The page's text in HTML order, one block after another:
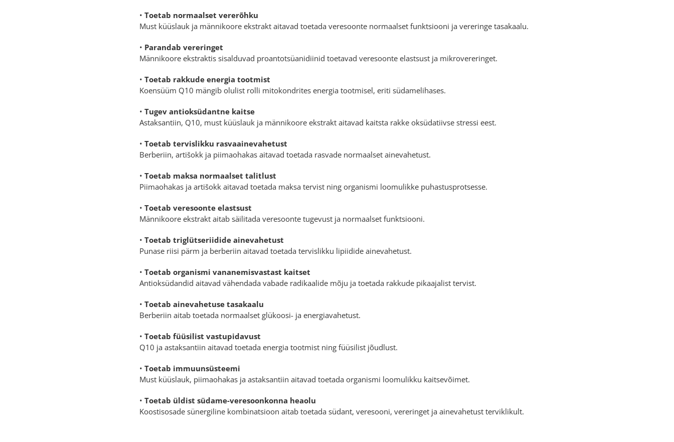
• Toetab normaalset vererõhku
Must küüslauk ja männikoore ekstrakt aitavad toetada veresoonte normaalset funktsiooni ja vereringe tasakaalu.
• Parandab vereringet
Männikoore ekstraktis sisalduvad proantotsüanidiinid toetavad veresoonte elastsust ja mikrovereringet.
• Toetab rakkude energia tootmist
Koensüüm Q10 mängib olulist rolli mitokondrites energia tootmisel, eriti südamelihases.
• Tugev antioksüdantne kaitse
Astaksantiin, Q10, must küüslauk ja männikoore ekstrakt aitavad kaitsta rakke oksüdatiivse stressi eest.
• Toetab tervislikku rasvaainevahetust
Berberiin, artišokk ja piimaohakas aitavad toetada rasvade normaalset ainevahetust.
• Toetab maksa normaalset talitlust
Piimaohakas ja artišokk aitavad toetada maksa tervist ning organismi loomulikke puhastusprotsesse.
• Toetab veresoonte elastsust
Männikoore ekstrakt aitab säilitada veresoonte tugevust ja normaalset funktsiooni.
• Toetab triglütseriidide ainevahetust
Punase riisi pärm ja berberiin aitavad toetada tervislikku lipiidide ainevahetust.
• Toetab organismi vananemisvastast kaitset
Antioksüdandid aitavad vähendada vabade radikaalide mõju ja toetada rakkude pikaajalist tervist.
• Toetab ainevahetuse tasakaalu
Berberiin aitab toetada normaalset glükoosi- ja energiavahetust.
• Toetab füüsilist vastupidavust
Q10 ja astaksantiin aitavad toetada energia tootmist ning füüsilist jõudlust.
• Toetab immuunsüsteemi
Must küüslauk, piimaohakas ja astaksantiin aitavad toetada organismi loomulikku kaitsevõimet.
• Toetab üldist südame-veresoonkonna heaolu
Koostisosade sünergiline kombinatsioon aitab toetada südant, veresooni, vereringet ja ainevahetust terviklikult.